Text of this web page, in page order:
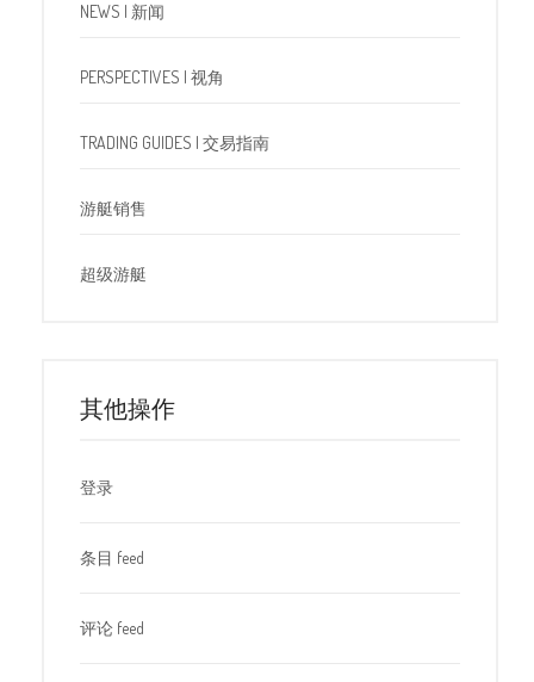
NEWS | 新闻
PERSPECTIVES | 视角
TRADING GUIDES | 交易指南
游艇销售
超级游艇
其他操作
登录
条目 feed
评论 feed